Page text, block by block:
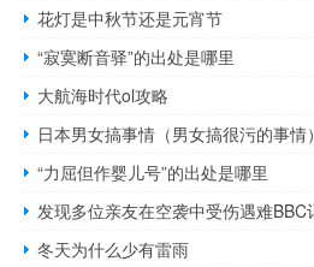
花灯是中秋节还是元宵节
“寂寞断音驿”的出处是哪里
大航海时代ol攻略
日本男女搞事情（男女搞很污的事情）
“力屈但作婴儿号”的出处是哪里
冬天为什么少有雷雨